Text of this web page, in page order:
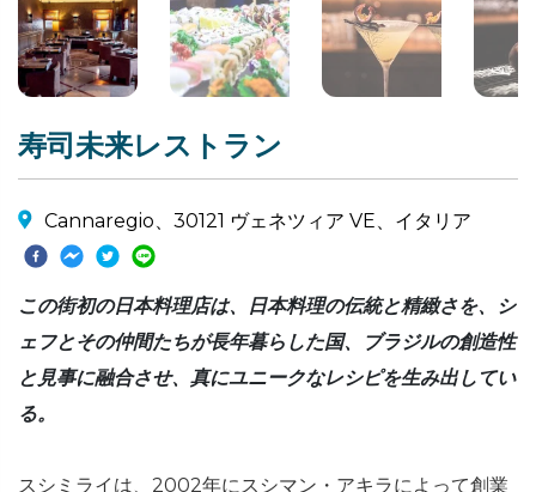
寿司未来レストラン
Cannaregio、30121 ヴェネツィア VE、イタリア
この街初の日本料理店は、日本料理の伝統と精緻さを、シ
ェフとその仲間たちが長年暮らした国、ブラジルの創造性
と見事に融合させ、真にユニークなレシピを生み出してい
る。
スシミライは、2002年にスシマン・アキラによって創業